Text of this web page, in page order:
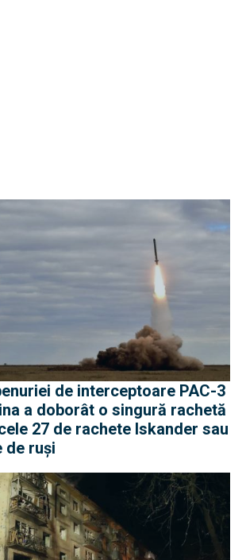
de interceptoare PAC-3
a doborât o singură rachetă
27 de rachete Iskander sau
de ruși